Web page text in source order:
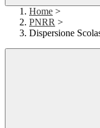
Home >
PNRR >
Dispersione